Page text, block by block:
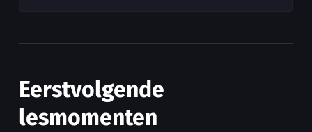
Eerstvolgende
lesmomenten